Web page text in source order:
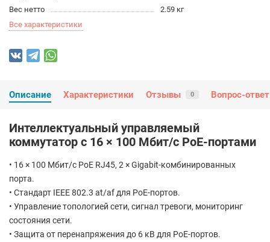
Вес нетто
2.59 кг
Все характеристики
Описание Характеристики Отзывы 0 Вопрос-ответ
Интеллектуальный управляемый
коммутатор с 16 × 100 Мбит/с PoE-портами
• 16 × 100 Мбит/с PoE RJ45, 2 × Gigabit-комбинированных
порта.
• Стандарт IEEE 802.3 at/af для PoE-портов.
• Управление топологией сети, сигнал тревоги, мониторинг
состояния сети.
• Защита от перенапряжения до 6 кВ для PoE-портов.